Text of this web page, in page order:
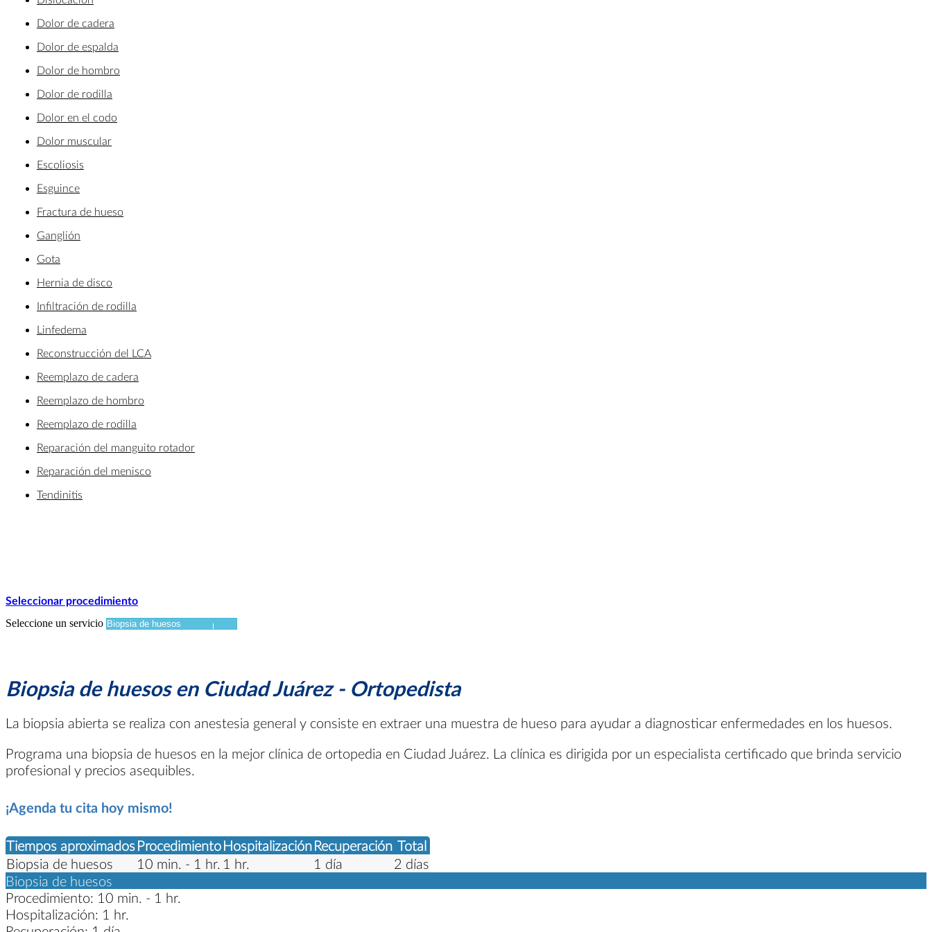
Dolor de cadera
Dolor de espalda
Dolor de hombro
Dolor de rodilla
Dolor en el codo
Dolor muscular
Escoliosis
Esguince
Fractura de hueso
Ganglión
Gota
Hernia de disco
Infiltración de rodilla
Linfedema
Reconstrucción del LCA
Reemplazo de cadera
Reemplazo de hombro
Reemplazo de rodilla
Reparación del manguito rotador
Reparación del menisco
Tendinitis
Seleccionar procedimiento
Seleccione un servicio
Biopsia de huesos en Ciudad Juárez - Ortopedista
La biopsia abierta se realiza con anestesia general y consiste en extraer una muestra de hueso para ayudar a diagnosticar enfermedades en los huesos.
Programa una biopsia de huesos en la mejor clínica de ortopedia en Ciudad Juárez. La clínica es dirigida por un especialista certificado que brinda servicio
profesional y precios asequibles.
¡Agenda tu cita hoy mismo!
Tiempos aproximadosProcedimientoHospitalizaciónRecuperación Total
Biopsia de huesos
10 min. - 1 hr. 1 hr. 1 día
2 días
Biopsia de huesos
Procedimiento: 10 min. - 1 hr.
Hospitalización: 1 hr.